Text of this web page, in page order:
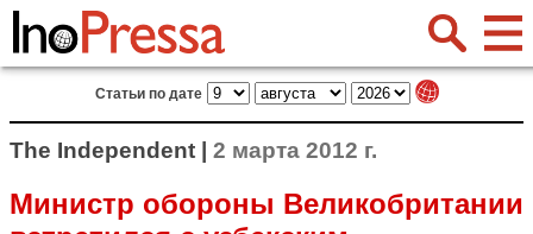
Статьи по дате
The Independent | 2 марта 2012 г.
Министр обороны Великобритании